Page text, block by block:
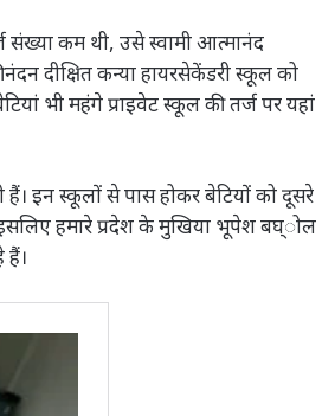
संख्या कम थी, उसे स्वामी आत्मानंद
दीक्षित कन्या हायरसेकेंडरी स्कूल को
भी महंगे प्राइवेट स्कूल की तर्ज पर यहां
इन स्कूलों से पास होकर बेटियों को दूसरे
इसलिए हमारे प्रदेश के मुखिया भूपेश बघ्ोल
हैं।